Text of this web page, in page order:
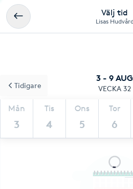
Välj tid
Lisas
3 - 9 AUG
VECKA 32
Mån
3
Tis
4
Ons
5
Tor
6
Tidigare